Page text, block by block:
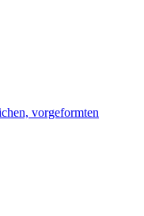
vorgeformten